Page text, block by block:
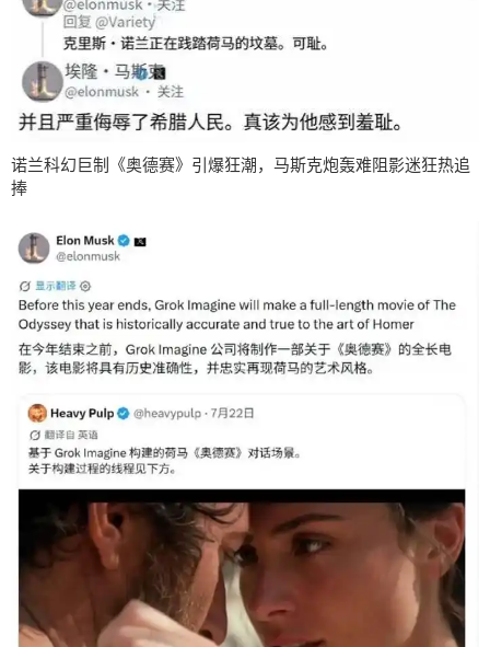
诺兰科幻巨制《奥德赛》引爆狂潮，马斯克炮轰难阻影迷狂热追
捧